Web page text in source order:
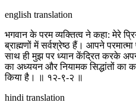
english translation
भगवान के परम व्यक्तित्व ने कहा: मेरे
ब्राह्मणों में सर्वश्रेष्ठ हैं। आपने
साथ ही मुझ पर ध्यान केंद्रित करके
का अध्ययन और नियामक सिद्धांतों का
किया है। ॥ १२-९-२ ॥
hindi translation